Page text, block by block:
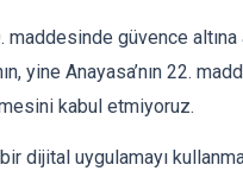
maddesinde güvence altına
yine Anayasa’nın 22.
kabul etmiyoruz.
dijital uygulamayı